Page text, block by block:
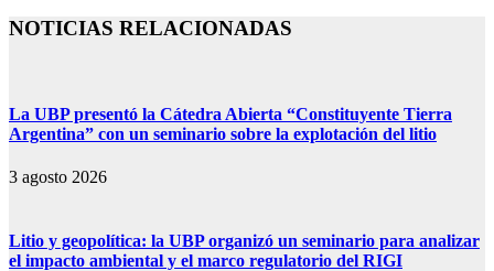
NOTICIAS RELACIONADAS
La UBP presentó la Cátedra Abierta “Constituyente Tierra
Argentina” con un seminario sobre la explotación del litio
3 agosto 2026
Litio y geopolítica: la UBP organizó un seminario para analizar
el impacto ambiental y el marco regulatorio del RIGI